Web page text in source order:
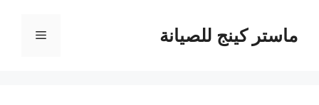
ماستر كينج للصيانة القائمة